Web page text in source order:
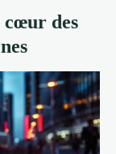
des